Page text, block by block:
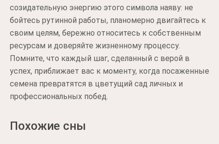
созидательную энергию этого символа наяву: не
бойтесь рутинной работы, планомерно двигайтесь к
своим целям, бережно относитесь к собственным
ресурсам и доверяйте жизненному процессу.
Помните, что каждый шаг, сделанный с верой в
успех, приближает вас к моменту, когда посаженные
семена превратятся в цветущий сад личных и
профессиональных побед.
Похожие сны